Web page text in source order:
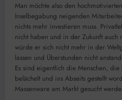
Man möchte also den
Inselbegabung neigenden
nichts mehr investieren muss.
nicht haben und in der Zukunft auch
würde er sich nicht mehr in der
lassen und Überstunden nicht
Es sind eigentlich die Menschen,
belächelt und ins Abseits gestellt
Massenware am Markt gesucht